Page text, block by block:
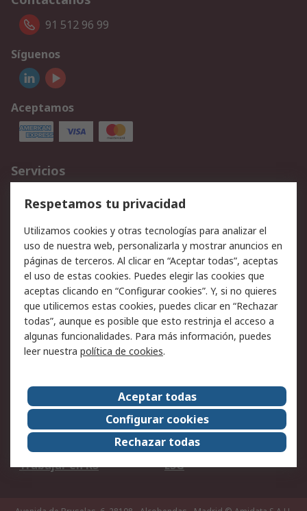
91 512 96 99
Síguenos
Aceptamos
Servicios
Cómo realizar pedidos
Devoluciones
Facturación y pago
Ofertas
Soporte técnico
Legal
Aviso legal
Política de privacidad -
Actualizada
Política sobre cookies
Seguridad de emails
Certificaciones de
Condiciones de venta
Acerca de RS
Acerca de RS
RS Group
RS en el mundo
Sala de prensa
Trabajar en RS
ESG
Respetamos tu privacidad
Utilizamos cookies y otras tecnologías para analizar el
uso de nuestra web, personalizarla y mostrar anuncios en
páginas de terceros. Al clicar en “Aceptar todas”, aceptas
el uso de estas cookies. Puedes elegir las cookies que
aceptas clicando en “Configurar cookies”. Y, si no quieres
que utilicemos estas cookies, puedes clicar en “Rechazar
todas”, aunque es posible que esto restrinja el acceso a
algunas funcionalidades. Para más información, puedes
leer nuestra política de cookies.
Aceptar todas
Configurar cookies
Rechazar todas